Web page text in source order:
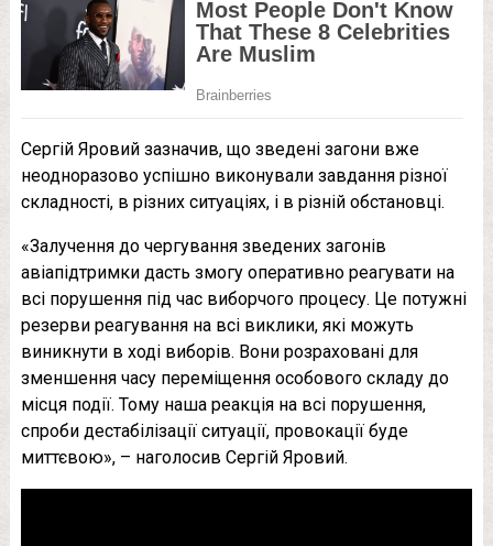
Сергій Яровий зазначив, що зведені загони вже
неодноразово успішно виконували завдання різної
складності, в різних ситуаціях, і в різній обстановці.
«Залучення до чергування зведених загонів
авіапідтримки дасть змогу оперативно реагувати на
всі порушення під час виборчого процесу. Це потужні
резерви реагування на всі виклики, які можуть
виникнути в ході виборів. Вони розраховані для
зменшення часу переміщення особового складу до
місця події. Тому наша реакція на всі порушення,
спроби дестабілізації ситуації, провокації буде
миттєвою», – наголосив Сергій Яровий.